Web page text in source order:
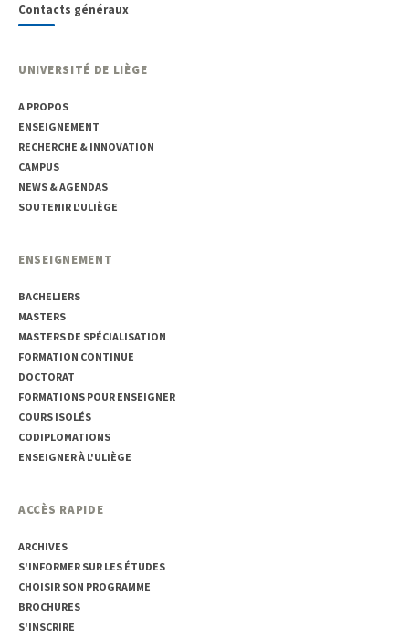
Contacts généraux
UNIVERSITÉ DE LIÈGE
A PROPOS
ENSEIGNEMENT
RECHERCHE & INNOVATION
CAMPUS
NEWS & AGENDAS
SOUTENIR L'ULIÈGE
ENSEIGNEMENT
BACHELIERS
MASTERS
MASTERS DE SPÉCIALISATION
FORMATION CONTINUE
DOCTORAT
FORMATIONS POUR ENSEIGNER
COURS ISOLÉS
CODIPLOMATIONS
ENSEIGNER À L'ULIÈGE
ACCÈS RAPIDE
ARCHIVES
S'INFORMER SUR LES ÉTUDES
CHOISIR SON PROGRAMME
BROCHURES
S'INSCRIRE